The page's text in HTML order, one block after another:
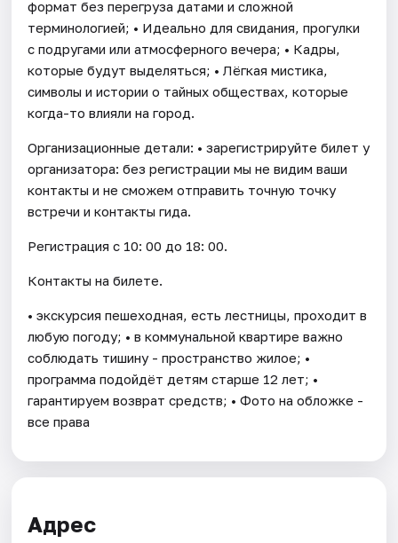
формат без перегруза датами и сложной
терминологией; • Идеально для свидания, прогулки
с подругами или атмосферного вечера; • Кадры,
которые будут выделяться; • Лёгкая мистика,
символы и истории о тайных обществах, которые
когда-то влияли на город.
Организационные детали: • зарегистрируйте билет у
организатора: без регистрации мы не видим ваши
контакты и не сможем отправить точную точку
встречи и контакты гида.
Регистрация с 10: 00 до 18: 00.
Контакты на билете.
• экскурсия пешеходная, есть лестницы, проходит в
любую погоду; • в коммунальной квартире важно
соблюдать тишину - пространство жилое; •
программа подойдёт детям старше 12 лет; •
гарантируем возврат средств; • Фото на обложке -
все права
Адрес